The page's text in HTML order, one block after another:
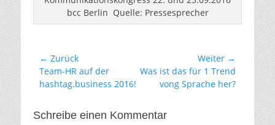
bcc Berlin Quelle: Pressesprecher
Beitragsnavigation
← Zurück
Vorheriger
Beitrag:
Team-HR auf der
hashtag.business 2016!
Weiter →
Nächster
Beitrag:
Was ist das für 1 Trend
vong Sprache her?
Schreibe einen Kommentar